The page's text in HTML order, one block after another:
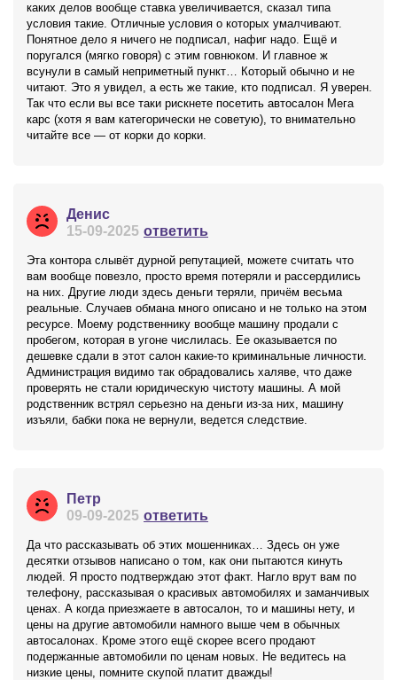
каких делов вообще ставка увеличивается, сказал типа
условия такие. Отличные условия о которых умалчивают.
Понятное дело я ничего не подписал, нафиг надо. Ещё и
поругался (мягко говоря) с этим говнюком. И главное ж
всунули в самый неприметный пункт… Который обычно и не
читают. Это я увидел, а есть же такие, кто подписал. Я уверен.
Так что если вы все таки рискнете посетить автосалон Мега
карс (хотя я вам категорически не советую), то внимательно
читайте все — от корки до корки.
Денис
15-09-2025 ответить
Эта контора слывёт дурной репутацией, можете считать что
вам вообще повезло, просто время потеряли и рассердились
на них. Другие люди здесь деньги теряли, причём весьма
реальные. Случаев обмана много описано и не только на этом
ресурсе. Моему родственнику вообще машину продали с
пробегом, которая в угоне числилась. Ее оказывается по
дешевке сдали в этот салон какие-то криминальные личности.
Администрация видимо так обрадовались халяве, что даже
проверять не стали юридическую чистоту машины. А мой
родственник встрял серьезно на деньги из-за них, машину
изъяли, бабки пока не вернули, ведется следствие.
Петр
09-09-2025 ответить
Да что рассказывать об этих мошенниках… Здесь он уже
десятки отзывов написано о том, как они пытаются кинуть
людей. Я просто подтверждаю этот факт. Нагло врут вам по
телефону, рассказывая о красивых автомобилях и заманчивых
ценах. А когда приезжаете в автосалон, то и машины нету, и
цены на другие автомобили намного выше чем в обычных
автосалонах. Кроме этого ещё скорее всего продают
подержанные автомобили по ценам новых. Не ведитесь на
низкие цены, помните скупой платит дважды!